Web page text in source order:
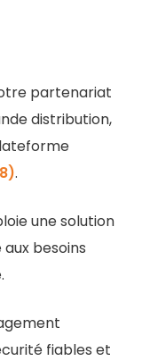
partenariat
distribution,
.
une solution
besoins
fiables et